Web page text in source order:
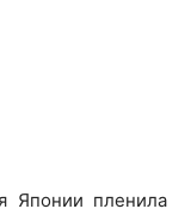
Японии пленила